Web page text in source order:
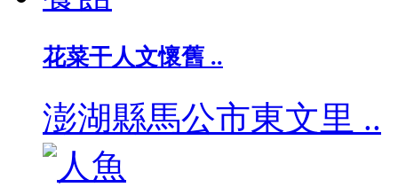
花菜干人文懷舊 ..
澎湖縣馬公市東文里 ..